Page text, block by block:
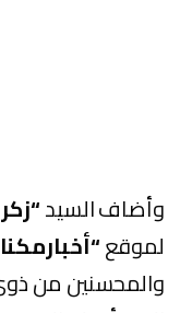
وأضاف السيد
لموقع
والمحسنين من ذوي